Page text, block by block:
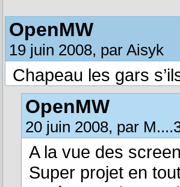
OpenMW
19 juin 2008, par Aisyk
Chapeau les gars
OpenMW
20 juin 2008, par
A la vue des
Super projet en